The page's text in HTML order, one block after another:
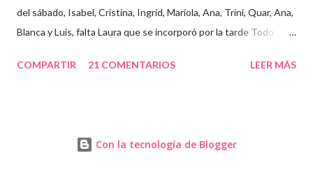
del sábado, Isabel, Cristina, Ingrid, Mariola, Ana, Trini, Quar, Ana,
Blanca y Luis, falta Laura que se incorporó por la tarde Todo
primero un poco de teórica para tener claro lo que tenemos que
las batidoras! Cristina y Blanca Mariola... está guapa hasta con
COMPARTIR 21 COMENTARIOS LEER MÁS
Con la tecnología de Blogger